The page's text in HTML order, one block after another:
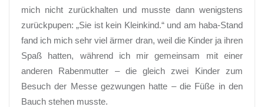
mich nicht zurückhalten und musste dann wenigstens
zurückpupen: „Sie ist kein Kleinkind.“ und am haba-Stand
fand ich mich sehr viel ärmer dran, weil die Kinder ja ihren
Spaß hatten, während ich mir gemeinsam mit einer
anderen Rabenmutter – die gleich zwei Kinder zum
Besuch der Messe gezwungen hatte – die Füße in den
Bauch stehen musste.